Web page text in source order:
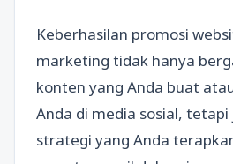
Keberhasilan promosi
marketing tidak hanya
konten yang Anda buat
Anda di media sosial, tetapi
strategi yang Anda